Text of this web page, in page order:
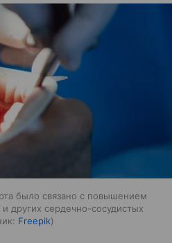
было связано с повышением
других сердечно-сосудистых
Freepik